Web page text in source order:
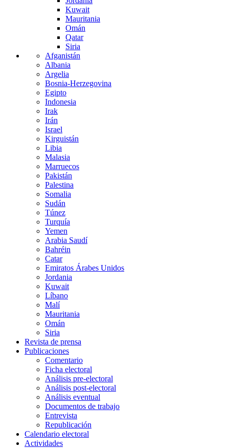
Kuwait
Mauritania
Omán
Qatar
Siria
Afganistán
Albania
Argelia
Bosnia-Herzegovina
Egipto
Indonesia
Irak
Irán
Israel
Kirguistán
Libia
Malasia
Marruecos
Pakistán
Palestina
Somalia
Sudán
Túnez
Turquía
Yemen
Arabia Saudí
Bahréin
Catar
Emiratos Árabes Unidos
Jordania
Kuwait
Líbano
Malí
Mauritania
Omán
Siria
Revista de prensa
Publicaciones
Comentario
Ficha electoral
Análisis pre-electoral
Análisis post-electoral
Análisis eventual
Documentos de trabajo
Entrevista
Republicación
Calendario electoral
Actividades